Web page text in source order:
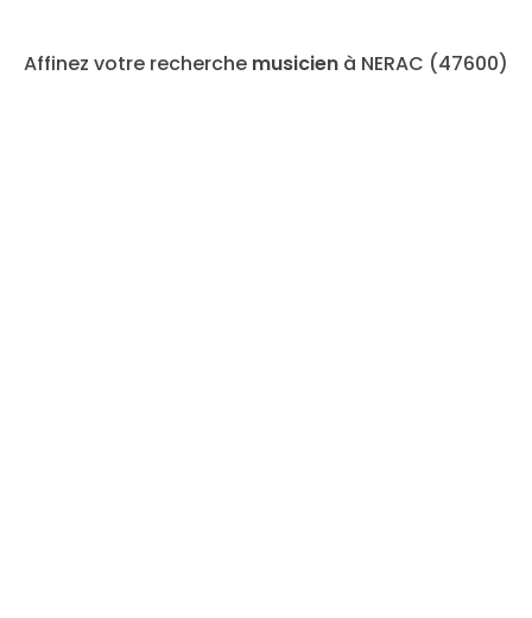
Affinez votre recherche musicien à NERAC (47600)